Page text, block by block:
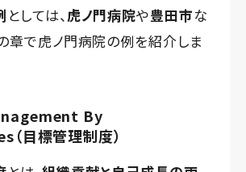
としては、 虎ノ門病院や豊田市な
章で虎ノ門病院の例を紹介しま
By
目標管理制度）